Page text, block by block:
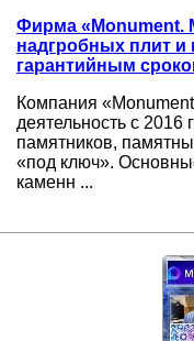
Фирма «Monument.
надгробных плит и
гарантийным
Компания
деятельность с 2016
памятников,
«под ключ».
каменн ...